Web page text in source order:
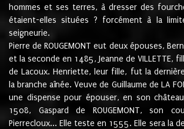
hommes et ses terres, à dresser des
étaient-elles situées ? forcément à la
seigneurie.
Pierre de ROUGEMONT eut deux épouses,
et la seconde en 1485, Jeanne de VILLETTE,
de Lacoux. Henriette, leur fille, fut la
la branche aînée. Veuve de Guillaume de LA
une dispense pour épouser, en son
1508, Gaspard de ROUGEMONT, son
Pierrecloux... Elle teste en 1555. Elle sera la